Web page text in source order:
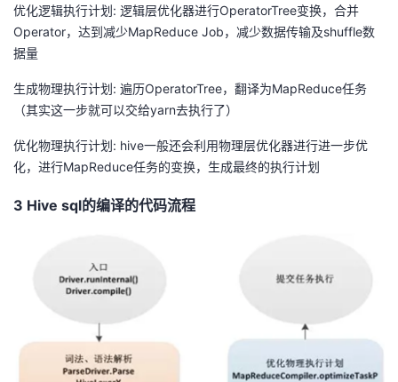
优化逻辑执行计划: 逻辑层优化器进行OperatorTree变换，合并
Operator，达到减少MapReduce Job，减少数据传输及shuffle数
据量
生成物理执行计划: 遍历OperatorTree，翻译为MapReduce任务
（其实这一步就可以交给yarn去执行了）
优化物理执行计划: hive一般还会利用物理层优化器进行进一步优
化，进行MapReduce任务的变换，生成最终的执行计划
3 Hive sql的编译的代码流程